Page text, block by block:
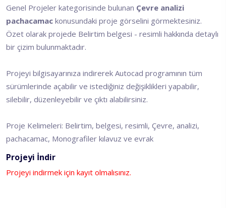
Genel Projeler kategorisinde bulunan Çevre analizi
pachacamac konusundaki proje görselini görmektesiniz.
Özet olarak projede Belirtim belgesi - resimli hakkında detaylı
bir çizim bulunmaktadır.
Projeyi bilgisayarınıza indirerek Autocad programının tüm
sürümlerinde açabilir ve istediğiniz değişiklikleri yapabilir,
silebilir, düzenleyebilir ve çıktı alabilirsiniz.
Proje Kelimeleri: Belirtim, belgesi, resimli, Çevre, analizi,
pachacamac, Monografiler kılavuz ve evrak
Projeyi İndir
Projeyi indirmek için kayıt olmalısınız.